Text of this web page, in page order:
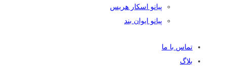
پیانو اسکار هریس
پیانو ایوان بند
تماس با ما
بلاگ